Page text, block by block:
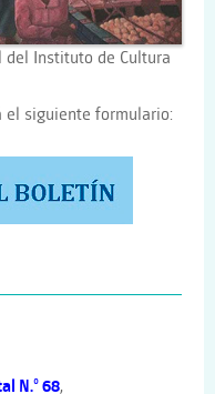
del Instituto de Cultura
el siguiente formulario:
N.° 68,